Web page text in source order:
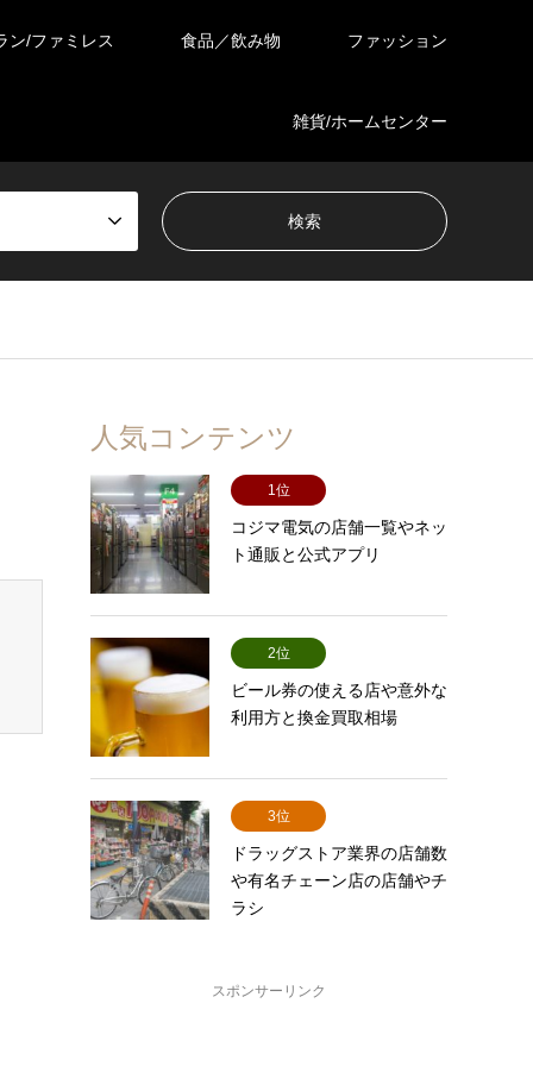
ン/ファミレス 食品／飲み物 ファッション
雑貨/ホームセンター
人気コンテンツ
1位
コジマ電気の店舗一覧やネッ
ト通販と公式アプリ
2位
ビール券の使える店や意外な
利用方と換金買取相場
3位
ドラッグストア業界の店舗数
や有名チェーン店の店舗やチ
ラシ
スポンサーリンク